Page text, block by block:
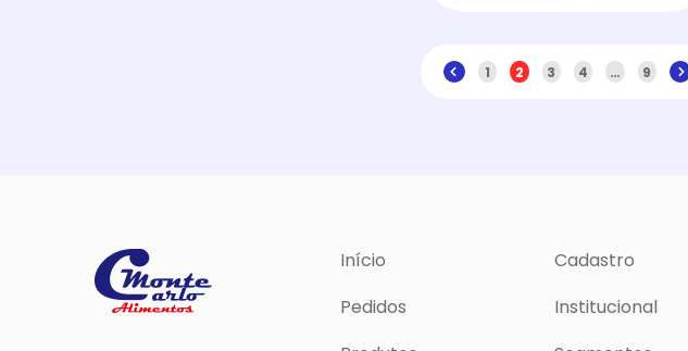
1 2 3 4 … 9
Início
Cadastro
Pedidos
Institucional